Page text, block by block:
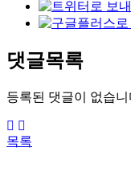
댓글목록
등록된 댓글이 없습니
목록